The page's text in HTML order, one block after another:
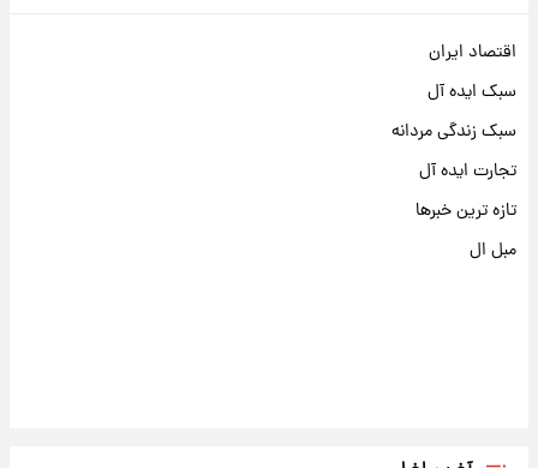
اقتصاد ایران
سبک ایده آل
سبک زندگی مردانه
تجارت ایده آل
تازه ترین خبرها
مبل ال